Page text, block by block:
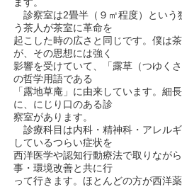
診察室は2畳半（９㎡程度）という
う茶人が茶室に革命を
起こした時の広さと同じです。僕は
が、その思想には強く
影響を受けていて、「露草（つゆく
の哲学用語である
「露地草庵」に由来しています。細
に、にじり口のある診
察室があります。
診療科目は内科・精神科・アレル
しているつらい症状を
西洋医学や認知行動療法で取りなが
事・環境改善と共に行
って行きます。ほとんどの方が西洋